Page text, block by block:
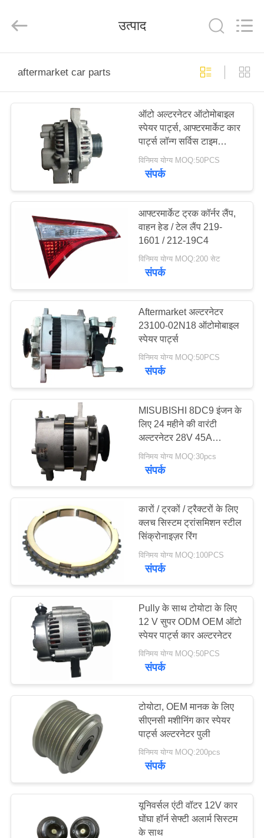
उत्पादों
वीडियो
बारे
कारखाना
गुणवत्ता
नियंत्रण
एक
उद्धरण
अनुरोध
करें
साइटमैप
PRIVACY
POLICY
Export
Reserved.
उत्पाद
aftermarket car parts
ऑटो अल्टरनेटर ऑटोमोबाइल
स्पेयर पार्ट्स, आफ्टरमार्केट कार
पार्ट्स लॉन्ग सर्विस टाइम
31100-P01-G01
विनिमय योग्य MOQ:50PCS
संपर्क
आफ्टरमार्केट ट्रक कॉर्नर लैंप,
वाहन हेड / टेल लैंप 219-
1601 / 212-19C4
विनिमय योग्य MOQ:200 सेट
संपर्क
Aftermarket अल्टरनेटर
23100-02N18 ऑटोमोबाइल
स्पेयर पार्ट्स
विनिमय योग्य MOQ:50PCS
संपर्क
MISUBISHI 8DC9 इंजन के
लिए 24 महीने की वारंटी
अल्टरनेटर 28V 45A
आफ्टरमार्केट कार जेनरेटर
विनिमय योग्य MOQ:30pcs
संपर्क
कारों / ट्रकों / ट्रैक्टरों के लिए
क्लच सिस्टम ट्रांसमिशन स्टील
सिंक्रोनाइज़र रिंग
विनिमय योग्य MOQ:100PCS
संपर्क
Pully के साथ टोयोटा के लिए
12 V सुपर ODM OEM ऑटो
स्पेयर पार्ट्स कार अल्टरनेटर
विनिमय योग्य MOQ:50PCS
संपर्क
टोयोटा, OEM मानक के लिए
सीएनसी मशीनिंग कार स्पेयर
पार्ट्स अल्टरनेटर पुली
विनिमय योग्य MOQ:200pcs
संपर्क
यूनिवर्सल एंटी वॉटर 12V कार
घोंघा हॉर्न सेफ्टी अलार्म सिस्टम
के साथ